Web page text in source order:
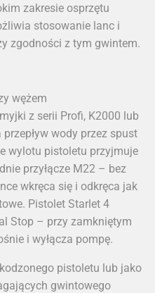
zakresie osprzętu
stosowanie lanc i
zgodności z tym gwintem.
wężem
z serii Profi, K2000 lub
wody przez spust
wylotu pistoletu przyjmuje
przyłącze M22 – bez
wkręca się i odkręca jak
Pistolet Starlet 4
Stop – przy zamkniętym
i wyłącza pompę.
pistoletu lub jako
gwintowego